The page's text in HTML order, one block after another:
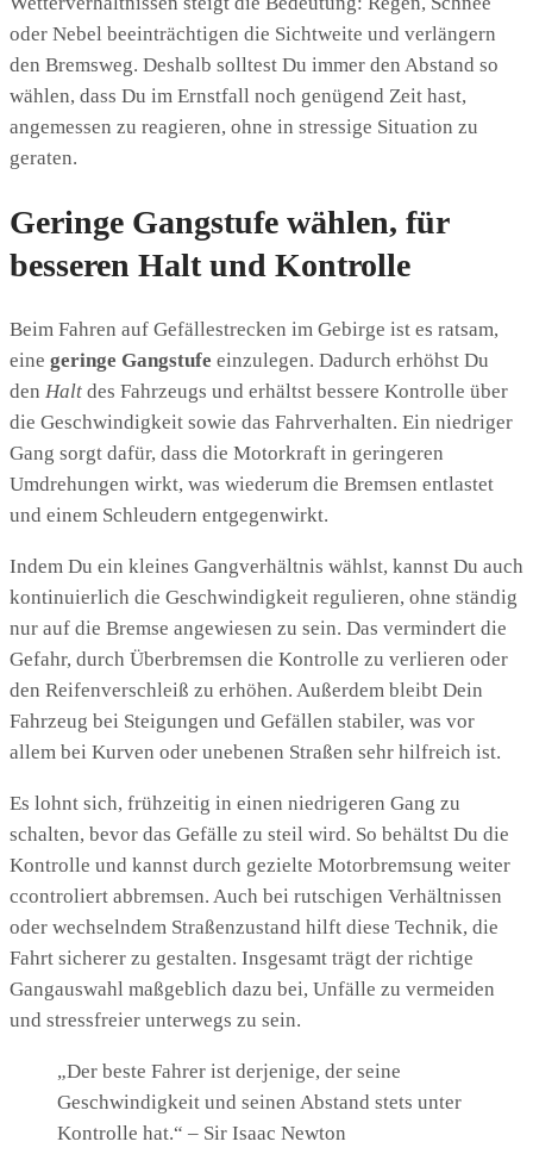
oder Nebel beeinträchtigen die Sichtweite und verlängern
den Bremsweg. Deshalb solltest Du immer den Abstand so
wählen, dass Du im Ernstfall noch genügend Zeit hast,
angemessen zu reagieren, ohne in stressige Situation zu
geraten.
Geringe Gangstufe wählen, für
besseren Halt und Kontrolle
Beim Fahren auf Gefällestrecken im Gebirge ist es ratsam,
eine geringe Gangstufe einzulegen. Dadurch erhöhst Du
den Halt des Fahrzeugs und erhältst bessere Kontrolle über
die Geschwindigkeit sowie das Fahrverhalten. Ein niedriger
Gang sorgt dafür, dass die Motorkraft in geringeren
Umdrehungen wirkt, was wiederum die Bremsen entlastet
und einem Schleudern entgegenwirkt.
Indem Du ein kleines Gangverhältnis wählst, kannst Du auch
kontinuierlich die Geschwindigkeit regulieren, ohne ständig
nur auf die Bremse angewiesen zu sein. Das vermindert die
Gefahr, durch Überbremsen die Kontrolle zu verlieren oder
den Reifenverschleiß zu erhöhen. Außerdem bleibt Dein
Fahrzeug bei Steigungen und Gefällen stabiler, was vor
allem bei Kurven oder unebenen Straßen sehr hilfreich ist.
Es lohnt sich, frühzeitig in einen niedrigeren Gang zu
schalten, bevor das Gefälle zu steil wird. So behältst Du die
Kontrolle und kannst durch gezielte Motorbremsung weiter
ccontroliert abbremsen. Auch bei rutschigen Verhältnissen
oder wechselndem Straßenzustand hilft diese Technik, die
Fahrt sicherer zu gestalten. Insgesamt trägt der richtige
Gangauswahl maßgeblich dazu bei, Unfälle zu vermeiden
und stressfreier unterwegs zu sein.
„Der beste Fahrer ist derjenige, der seine
Geschwindigkeit und seinen Abstand stets unter
Kontrolle hat.“ – Sir Isaac Newton